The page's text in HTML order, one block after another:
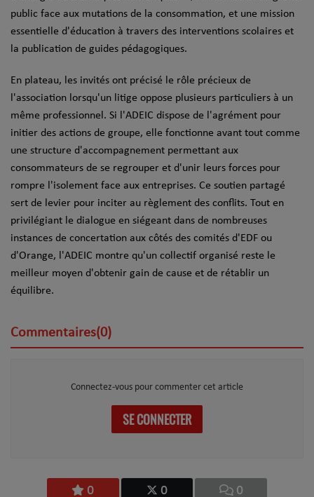
0 0 0
public face aux mutations de la consommation, et une mission
essentielle d'éducation à travers des interventions scolaires et
la publication de guides pédagogiques.
En plateau, les invités ont précisé le rôle précieux de
l'association lorsqu'un litige oppose plusieurs particuliers à un
même professionnel. Si l'ADEIC dispose de l'agrément pour
initier des actions de groupe, elle fonctionne avant tout comme
une structure d'accompagnement permettant aux
consommateurs de se regrouper et d'unir leurs forces pour
rompre l'isolement face aux entreprises. Ce soutien partagé
sert de levier pour inciter au règlement des conflits. Tout en
privilégiant le dialogue en siégeant dans de nombreuses
instances de concertation aux côtés des comités d'EDF ou
d'Orange, l'ADEIC montre qu'un collectif organisé reste le
meilleur moyen d'obtenir gain de cause et de rétablir un
équilibre.
Commentaires(0)
Connectez-vous pour commenter cet article
SE CONNECTER